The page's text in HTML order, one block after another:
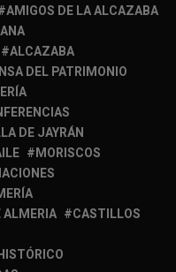
AMIGOS DE LA ALCAZABA
ALCAZABA
DEL PATRIMONIO
DE JAYRÁN
MORISCOS
ALMERIA
CASTILLOS